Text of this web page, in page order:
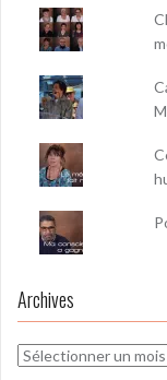
Archives
Archives